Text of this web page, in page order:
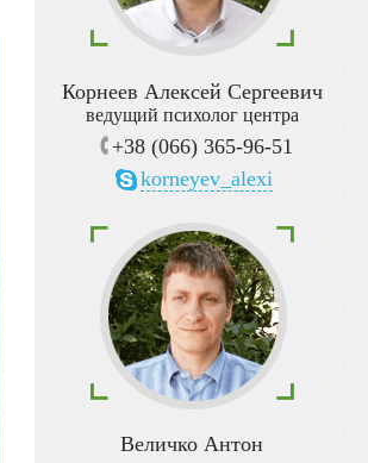
Корнеев Алексей Сергеевич
ведущий психолог центра
+38 (066) 365-96-51
korneyev_alexi
Величко Антон